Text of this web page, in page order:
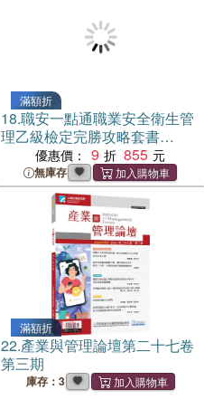
滿額折
18.職安一點通職業安全衛生管
理乙級檢定完勝攻略套書
（2026版）
優惠價： 9 855
無庫存
滿額折
22.產業與管理論壇第二十七卷
第三期
庫存：3